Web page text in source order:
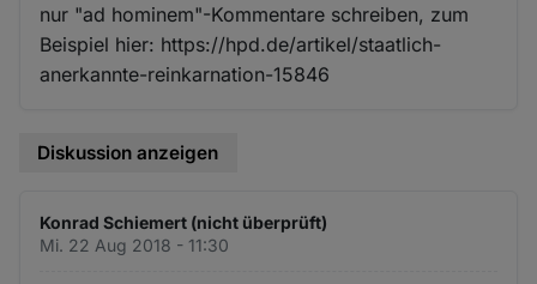
nur "ad hominem"-Kommentare schreiben, zum
Beispiel hier: https://hpd.de/artikel/staatlich-
anerkannte-reinkarnation-15846
Diskussion anzeigen
Konrad Schiemert (nicht überprüft)
Mi. 22 Aug 2018 - 11:30